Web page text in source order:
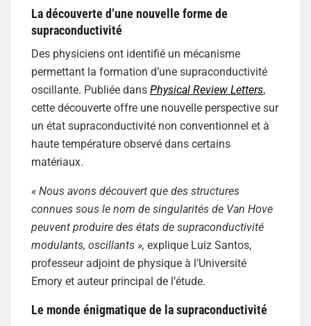
La découverte d’une nouvelle forme de
supraconductivité
Des physiciens ont identifié un mécanisme
permettant la formation d’une supraconductivité
oscillante. Publiée dans Physical Review Letters,
cette découverte offre une nouvelle perspective sur
un état supraconductivité non conventionnel et à
haute température observé dans certains
matériaux.
« Nous avons découvert que des structures
connues sous le nom de singularités de Van Hove
peuvent produire des états de supraconductivité
modulants, oscillants », explique Luiz Santos,
professeur adjoint de physique à l’Université
Emory et auteur principal de l’étude.
Le monde énigmatique de la supraconductivité